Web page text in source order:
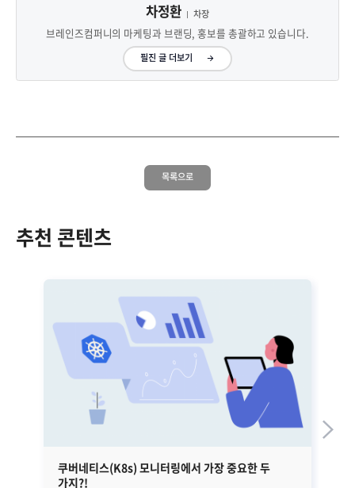
차정환 차장
브레인즈컴퍼니의 마케팅과 브랜딩, 홍보를 총괄하고 있습니다.
필진 글 더보기
목록으로
추천 콘텐츠
쿠버네티스(K8s) 모니터링에서 가장 중요한 두
가지?!